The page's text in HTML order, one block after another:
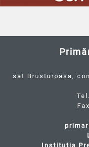
sat Brusturoasa,
Instituția